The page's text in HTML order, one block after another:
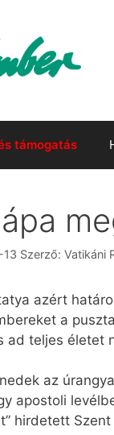
támogatás
13 Szerző: Vatikáni
azért
a
ad teljes életet
az
apostoli
hirdetett